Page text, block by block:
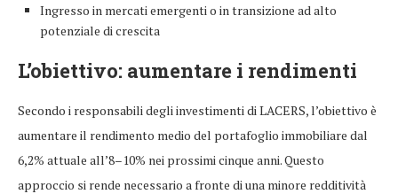
Ingresso in mercati emergenti o in transizione ad alto
potenziale di crescita
L’obiettivo: aumentare i rendimenti
Secondo i responsabili degli investimenti di LACERS, l’obiettivo è
aumentare il rendimento medio del portafoglio immobiliare dal
6,2% attuale all’8–10% nei prossimi cinque anni. Questo
approccio si rende necessario a fronte di una minore redditività